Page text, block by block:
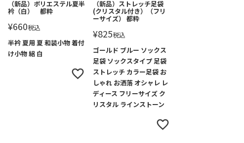
（新品）ポリエステル夏半
衿（白） 都粋
¥660税込
半衿 夏用 夏 和装小物 着付
け小物 絽 白
（新品）ストレッチ足袋
(クリスタル付き）（フリ
ーサイズ） 都粋
¥825税込
ゴールド ブルー ソックス
足袋 ソックスタイプ 足袋
ストレッチ カラー足袋 お
しゃれ お洒落 オシャレ レ
ディース フリーサイズ ク
リスタル ラインストーン